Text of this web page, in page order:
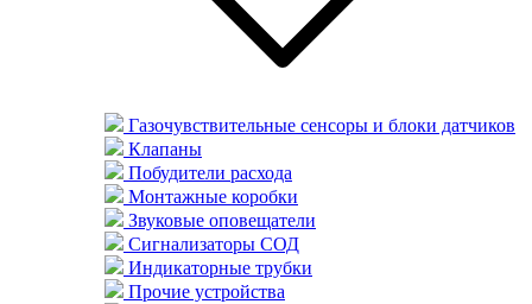
Газочувствительные сенсоры и блоки датчиков
Клапаны
Побудители расхода
Монтажные коробки
Звуковые оповещатели
Сигнализаторы СОД
Индикаторные трубки
Прочие устройства